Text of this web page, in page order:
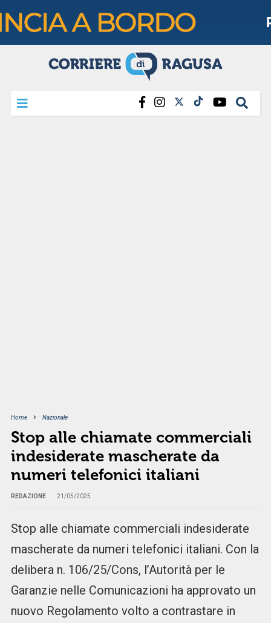
Home Nazionale
Stop alle chiamate commerciali
indesiderate mascherate da
numeri telefonici italiani
REDAZIONE 21/05/2025
Stop alle chiamate commerciali indesiderate
mascherate da numeri telefonici italiani. Con la
delibera n. 106/25/Cons, l’Autorità per le
Garanzie nelle Comunicazioni ha approvato un
nuovo Regolamento volto a contrastare in